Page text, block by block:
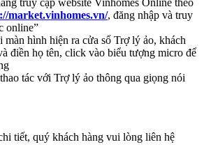
truy cập website Vinhomes Online theo
market.vinhomes.vn/, đăng nhập và truy
online”
màn hình hiện ra cửa sổ Trợ lý ảo, khách
điền họ tên, click vào biểu tượng micro để
tác với Trợ lý ảo thông qua giọng nói
tiết, quý khách hàng vui lòng liên hệ